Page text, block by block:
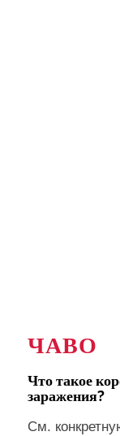
ЧАВО
Что такое
заражения?
См.